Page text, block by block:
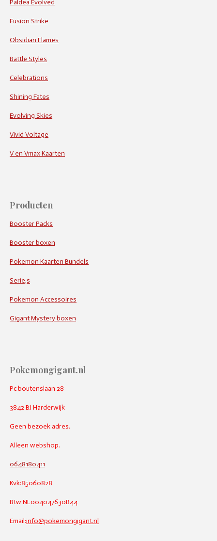
Paldea Evolved
Fusion Strike
Obsidian Flames
Battle Styles
Celebrations
Shining Fates
Evolving Skies
Vivid Voltage
V en Vmax Kaarten
Producten
Booster Packs
Booster boxen
Pokemon Kaarten Bundels
Serie,s
Pokemon Accessoires
Gigant Mystery boxen
Pokemongigant.nl
Pc boutenslaan 28
3842 BJ Harderwijk
Geen bezoek adres.
Alleen webshop.
0648180411
Kvk:85060828
Btw:NL004047630B44
Email:info@pokemongigant.nl